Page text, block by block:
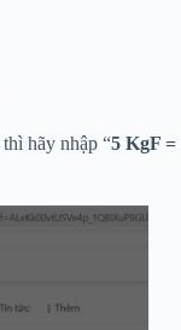
thì hãy nhập “5 KgF =